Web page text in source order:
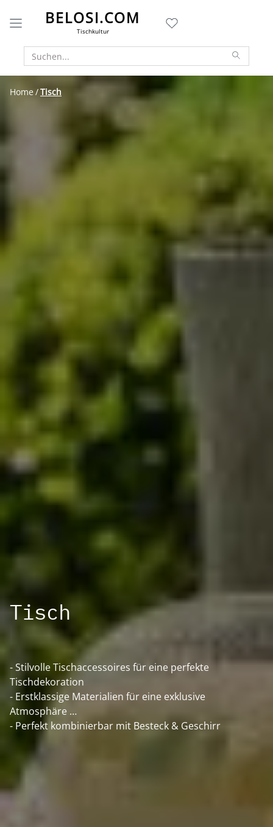
BELOSI.COM
Tischkultur
Home Tisch
Tisch
- Stilvolle Tischaccessoires für eine perfekte
Tischdekoration
- Erstklassige Materialien für eine exklusive
Atmosphäre
- Perfekt kombinierbar mit Besteck & Geschirr